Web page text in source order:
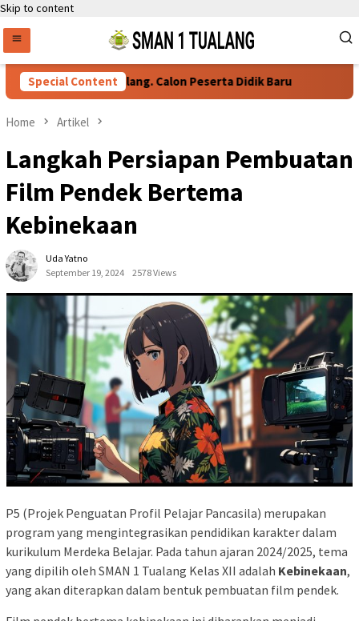
Skip to content
Special Content
Daftar Ulang. Calon Peserta Didik Baru
Home Artikel
Langkah Persiapan Pembuatan
Film Pendek Bertema
Kebinekaan
Uda Yatno
September 19, 2024
2578 Views
P5 (Projek Penguatan Profil Pelajar Pancasila) merupakan
program yang mengintegrasikan pendidikan karakter dalam
kurikulum Merdeka Belajar. Pada tahun ajaran 2024/2025, tema
yang dipilih oleh SMAN 1 Tualang Kelas XII adalah Kebinekaan,
yang akan diterapkan dalam bentuk pembuatan film pendek.